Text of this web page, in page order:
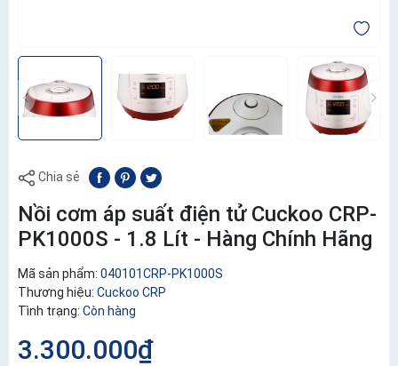
Chia sẻ
Nồi cơm áp suất điện tử Cuckoo CRP-
PK1000S - 1.8 Lít - Hàng Chính Hãng
Mã sản phẩm: 040101CRP-PK1000S
Thương hiệu: Cuckoo CRP
Tình trạng: Còn hàng
3.300.000₫